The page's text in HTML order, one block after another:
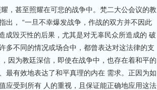
，甚至照耀在可悲的战争中。梵二大公会议的教
出， “一旦不幸爆发战争，作战的双方并不因此
成毁灭性的后果，尤其是对无辜民众所造成的 破
多不同的情况或场合中，都曾表达对这法律的支
因为教廷深信，即使在战争中，也存在着和平的
最有效地表达了和平真理的内在 需求。正因为如
应受到所有 人的重视，且保证能正确地应用这法